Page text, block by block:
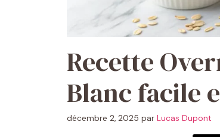
Recette
Blanc facile
décembre 2, 2025 par Lucas Dupont